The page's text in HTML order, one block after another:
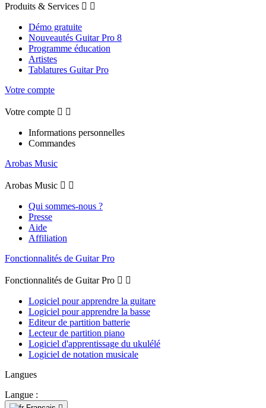
Produits & Services  
Démo gratuite
Nouveautés Guitar Pro 8
Programme éducation
Artistes
Tablatures Guitar Pro
Votre compte
Votre compte  
Informations personnelles
Commandes
Arobas Music
Arobas Music  
Qui sommes-nous ?
Presse
Aide
Affiliation
Fonctionnalités de Guitar Pro
Fonctionnalités de Guitar Pro  
Logiciel pour apprendre la guitare
Logiciel pour apprendre la basse
Editeur de partition batterie
Lecteur de partition piano
Logiciel d'apprentissage du ukulélé
Logiciel de notation musicale
Langues
Langue :